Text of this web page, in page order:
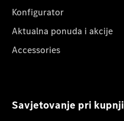
Konfigurator
Aktualna ponuda i akcije
Accessories
Savjetovanje pri kupnji